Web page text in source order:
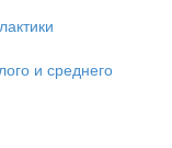
и среднего